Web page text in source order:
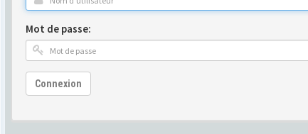
Mot de passe:
Connexion